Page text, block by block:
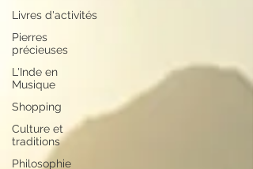
Livres d'activités
Pierres
précieuses
L'Inde en
Musique
Shopping
Culture et
traditions
Philosophie